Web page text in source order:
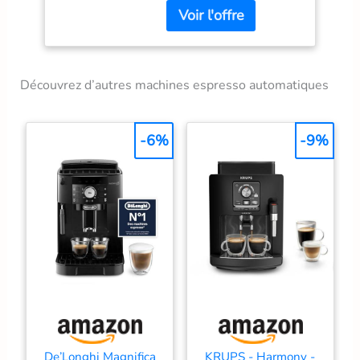
Broyeur 100% en
céramique: café riche en
goût produit 1:
boisson: réglages de la
température. produit 1:
Technologie Aroma Seal:
préserve l'arômes des
grains de café produit 2:
Préparez jusqu'à 5000
tasses avant de détartrer
produit 2: Elimine
naturellement le calcaire
2: Votre machine ne
s'obstrue pas grâce au
filtre microporeux produit
Découvrez d’autres machines espresso automatiques
-6% -9%